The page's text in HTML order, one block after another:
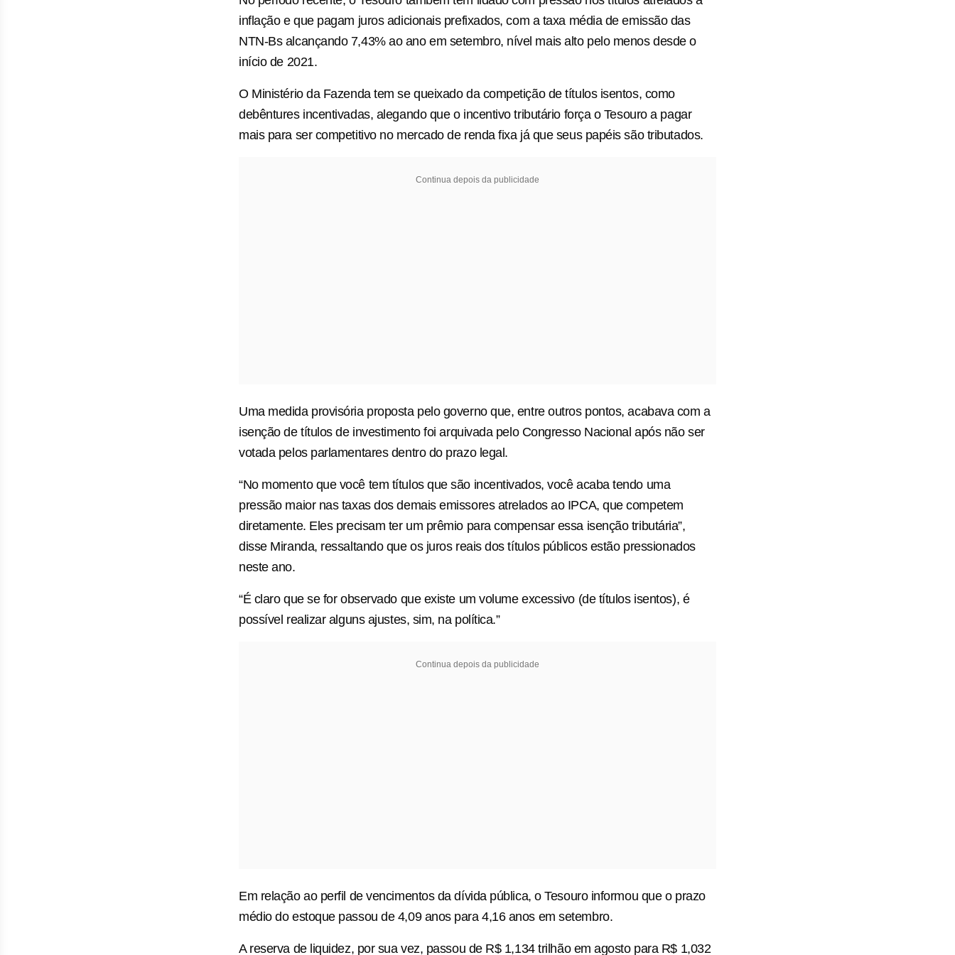
inflação e que pagam juros adicionais prefixados, com a taxa média de emissão das
NTN-Bs alcançando 7,43% ao ano em setembro, nível mais alto pelo menos desde o
início de 2021.
O Ministério da Fazenda tem se queixado da competição de títulos isentos, como
debêntures incentivadas, alegando que o incentivo tributário força o Tesouro a pagar
mais para ser competitivo no mercado de renda fixa já que seus papéis são tributados.
Continua depois da publicidade
Uma medida provisória proposta pelo governo que, entre outros pontos, acabava com a
isenção de títulos de investimento foi arquivada pelo Congresso Nacional após não ser
votada pelos parlamentares dentro do prazo legal.
“No momento que você tem títulos que são incentivados, você acaba tendo uma
pressão maior nas taxas dos demais emissores atrelados ao IPCA, que competem
diretamente. Eles precisam ter um prêmio para compensar essa isenção tributária”,
disse Miranda, ressaltando que os juros reais dos títulos públicos estão pressionados
neste ano.
“É claro que se for observado que existe um volume excessivo (de títulos isentos), é
possível realizar alguns ajustes, sim, na política.”
Continua depois da publicidade
Em relação ao perfil de vencimentos da dívida pública, o Tesouro informou que o prazo
médio do estoque passou de 4,09 anos para 4,16 anos em setembro.
A reserva de liquidez, por sua vez, passou de R$ 1,134 trilhão em agosto para R$ 1,032